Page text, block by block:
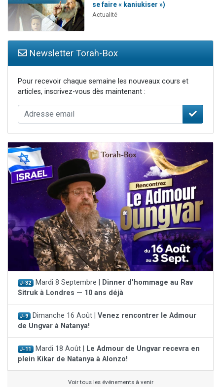
se faire « kaniukiser »)
Actualité
Newsletter Torah-Box
Pour recevoir chaque semaine les nouveaux cours et
articles, inscrivez-vous dès maintenant :
J-32 Mardi 8 Septembre |
Dinner d'hommage au Rav
Sitruk à Londres — 10 ans déjà
J-9 Dimanche 16 Août | Venez rencontrer le Admour
de Ungvar à Natanya!
J-11 Mardi 18 Août |
Le Admour de Ungvar recevra en
plein Kikar de Natanya à Alonzo!
Voir tous les événements à venir